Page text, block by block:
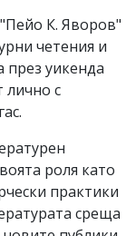
К. Яворов"
четения и
през уикенда
лично с
роля като
практики
среща